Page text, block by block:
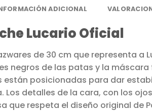
ADICIONAL
Lucario Oficial
de 30 cm que representa a
negros de las patas y la
están posicionadas para dar
detalles de la cara, con los
que respeta el diseño original de